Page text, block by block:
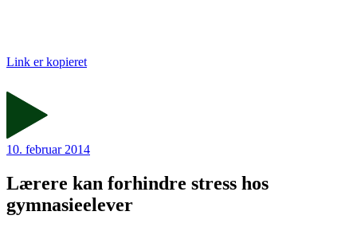
Link er kopieret
10. februar 2014
Lærere kan forhindre stress hos
gymnasieelever